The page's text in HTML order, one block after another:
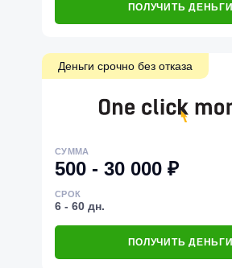
ПОЛУЧИТЬ ДЕНЬГИ
Деньги срочно без отказа
СУММА
500 - 30 000 ₽
СРОК
6 - 60 дн.
ПОЛУЧИТЬ ДЕНЬГИ